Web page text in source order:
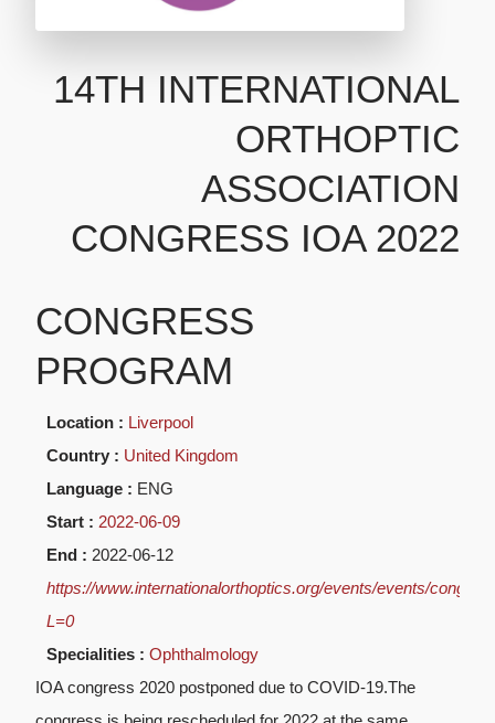
14TH INTERNATIONAL
ORTHOPTIC
ASSOCIATION
CONGRESS IOA 2022
CONGRESS
PROGRAM
Location : Liverpool
Country : United Kingdom
Language : ENG
Start : 2022-06-09
End : 2022-06-12
https://www.internationalorthoptics.org/events/events/
L=0
Specialities : Ophthalmology
IOA congress 2020 postponed due to COVID-19.The